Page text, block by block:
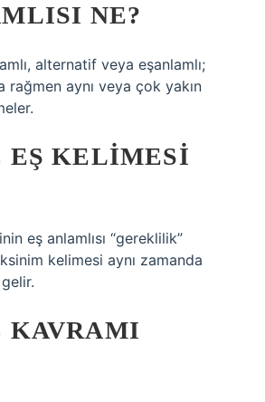
NE?
alternatif veya eşanlamlı;
rağmen aynı veya çok yakın
EŞ KELIMESI
eş anlamlısı “gereklilik”
kelimesi aynı zamanda
KAVRAMI